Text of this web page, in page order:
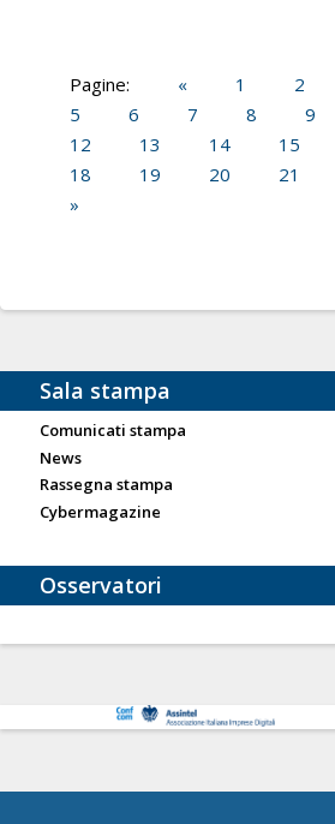
Pagine: « 1 2
5
6 7 8 9
12
13 14 15
18
19 20 21
»
Sala stampa
Comunicati stampa
News
Rassegna stampa
Cybermagazine
Osservatori